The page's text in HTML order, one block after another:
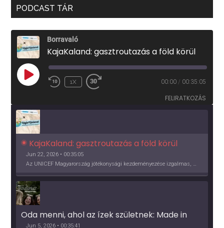
PODCAST TÁR
Borravaló
KajaKaland: gasztroutazás a föld körül
PLAY
EPISODE
1X 00:00 / 00:35:05
FELIRATKOZÁS
KajaKaland: gasztroutazás a föld körül
Jun 22, 2026 • 00:35:05
Az UNICEF Magyarország jótékonysági kezdeményezése izgalmas, egész éves világkörüli ízutazásra hív, igazi családi program és gasztroedukáció, illetve segítség a rászorulóknak is egyben.
Oda menni, ahol az ízek születnek: Made in
Vidék, Gourmet Fesztivál 2026
Jun 5, 2026 • 00:35:41